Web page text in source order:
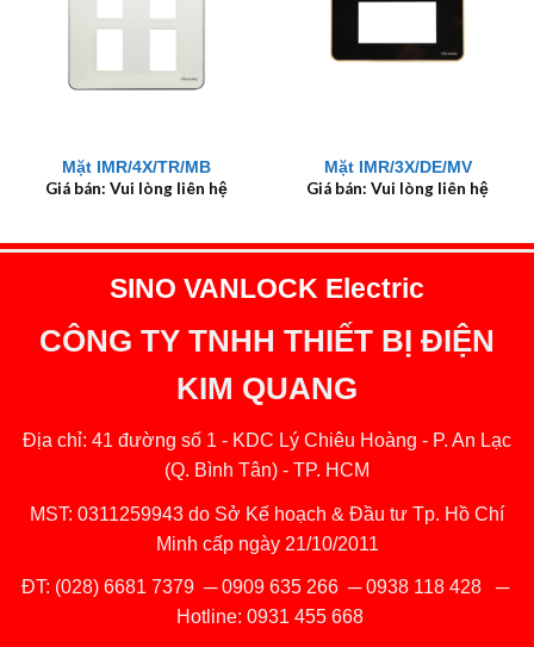
Mặt IMR/4X/TR/MB
Giá bán: Vui lòng liên hệ
Mặt IMR/3X/DE/MV
Giá bán: Vui lòng liên hệ
SINO VANLOCK Electric
CÔNG TY TNHH THIẾT BỊ ĐIỆN
KIM QUANG
Địa chỉ: 41 đường số 1 - KDC Lý Chiêu Hoàng - P. An Lạc
(Q. Bình Tân) - TP. HCM
MST: 0311259943 do Sở Kế hoạch & Đầu tư Tp. Hồ Chí
Minh cấp ngày 21/10/2011
ĐT: (028) 6681 7379 ─0909 635 266─0938 118 428─
Hotline: 0931 455 668